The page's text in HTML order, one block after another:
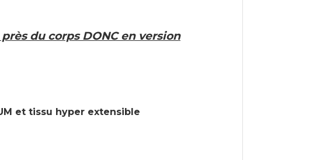
du corps DONC en version
et tissu hyper extensible